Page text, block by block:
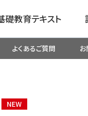
礎教育テキスト
よくあるご質問
NEW